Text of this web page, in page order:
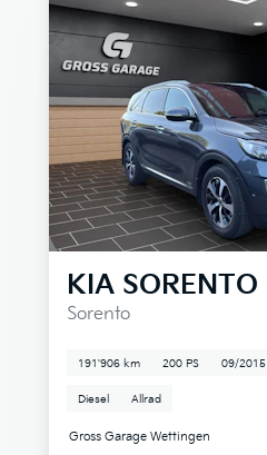
KIA SORENTO
Sorento
191'906 km 200 PS 09/2015
Diesel Allrad
Gross Garage Wettingen